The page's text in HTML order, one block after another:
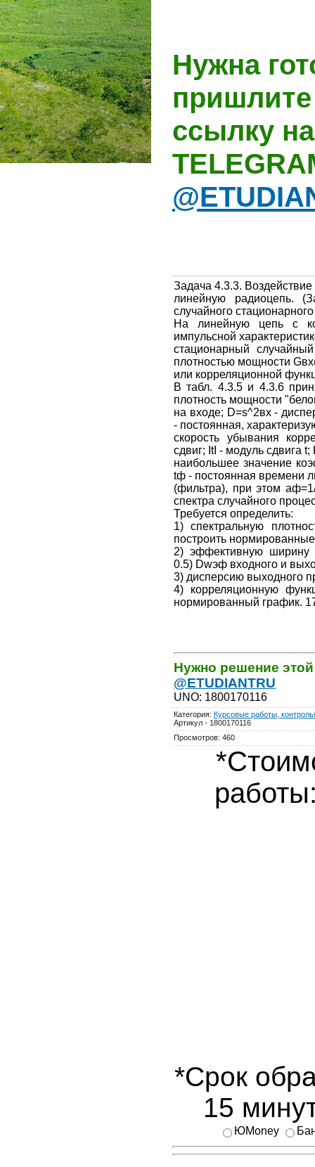
Нужна
ссылку
Задача 4.3.3. Воздействие
линейную радиоцепь.
случайного
На линейную цепь с
импульсной
стационарный
плотностью мощности
или корреляционной
В табл. 4.3.5 и 4.3.6
плотность мощности
на входе; D=s^2вх -
- постоянная,
скорость убывания
сдвиг; ItI - модуль сдвига t;
наибольшее значение
tф - постоянная времени
(фильтра), при этом
спектра случайного
Требуется определить:
1) спектральную
построить
2) эффективную ширину
0.5) Dwэф входного и
3) дисперсию выходного
4) корреляционную
нормированный график.
Нужно решение
@ETUDIANTRU
UNO: 1800170116
Категория: Курсовые работы,
Артикул - 1800170116
Просмотров: 460
*Срок
15
ЮMoney